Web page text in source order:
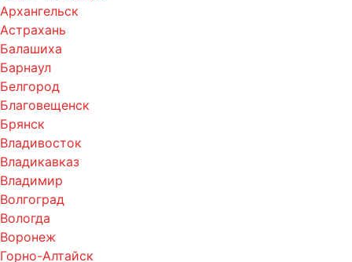
Архангельск
Астрахань
Балашиха
Барнаул
Белгород
Благовещенск
Брянск
Владивосток
Владикавказ
Владимир
Волгоград
Вологда
Воронеж
Горно-Алтайск